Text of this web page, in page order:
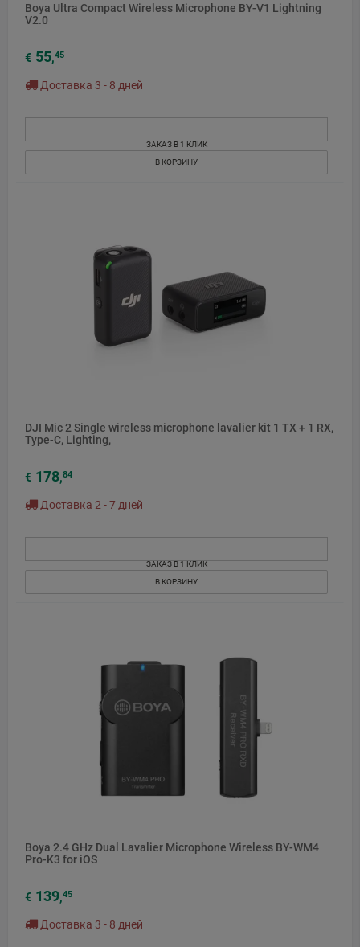
Boya Ultra Compact Wireless Microphone BY-V1 Lightning
V2.0
€ 55,45
Доставка 3 - 8 дней
ЗАКАЗ В 1 КЛИК
В КОРЗИНУ
DJI Mic 2 Single wireless microphone lavalier kit 1 TX + 1 RX,
Type-C, Lighting,
€ 178,84
Доставка 2 - 7 дней
ЗАКАЗ В 1 КЛИК
В КОРЗИНУ
Boya 2.4 GHz Dual Lavalier Microphone Wireless BY-WM4
Pro-K3 for iOS
€ 139,45
Доставка 3 - 8 дней